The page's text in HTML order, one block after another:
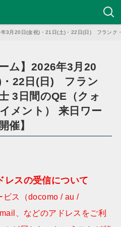
年3月20日(金祝)・21日(土)・22日(日) フランク
ム】2026年3月20
・22日(日) フラン
3日間のQE（クォ
メント） 来日ワー
催】
レスの受信について
ビス（docomo / au /
、などのアドレスをご利